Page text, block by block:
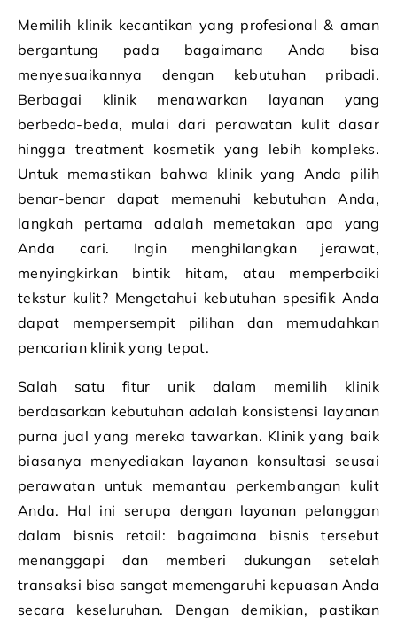
Memilih klinik kecantikan yang profesional & aman
bergantung pada bagaimana Anda bisa
menyesuaikannya dengan kebutuhan pribadi.
Berbagai klinik menawarkan layanan yang
berbeda-beda, mulai dari perawatan kulit dasar
hingga treatment kosmetik yang lebih kompleks.
Untuk memastikan bahwa klinik yang Anda pilih
benar-benar dapat memenuhi kebutuhan Anda,
langkah pertama adalah memetakan apa yang
Anda cari. Ingin menghilangkan jerawat,
menyingkirkan bintik hitam, atau memperbaiki
tekstur kulit? Mengetahui kebutuhan spesifik Anda
dapat mempersempit pilihan dan memudahkan
pencarian klinik yang tepat.
Salah satu fitur unik dalam memilih klinik
berdasarkan kebutuhan adalah konsistensi layanan
purna jual yang mereka tawarkan. Klinik yang baik
biasanya menyediakan layanan konsultasi seusai
perawatan untuk memantau perkembangan kulit
Anda. Hal ini serupa dengan layanan pelanggan
dalam bisnis retail: bagaimana bisnis tersebut
menanggapi dan memberi dukungan setelah
transaksi bisa sangat memengaruhi kepuasan Anda
secara keseluruhan. Dengan demikian, pastikan